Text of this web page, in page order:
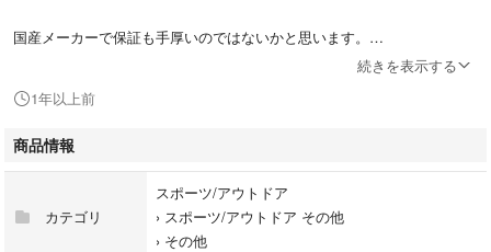
国産メーカーで保証も手厚いのではないかと思います。
型番：BN-RF800
#Victor
#BN-RF800
#ポータブル電源
続きを表示する
1年以上前
商品情報
カテゴリ
スポーツ/アウトドア
› スポーツ/アウトドア その他
› その他